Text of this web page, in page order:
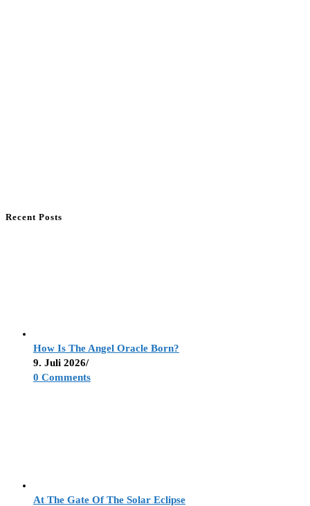
Recent Posts
How Is The Angel Oracle Born?
9. Juli 2026/
0 Comments
At The Gate Of The Solar Eclipse